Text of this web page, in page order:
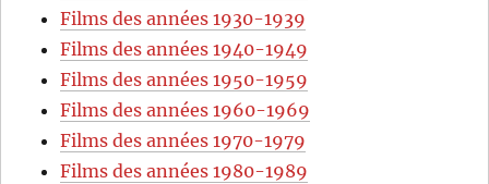
Films des années 1930-1939
Films des années 1940-1949
Films des années 1950-1959
Films des années 1960-1969
Films des années 1970-1979
Films des années 1980-1989